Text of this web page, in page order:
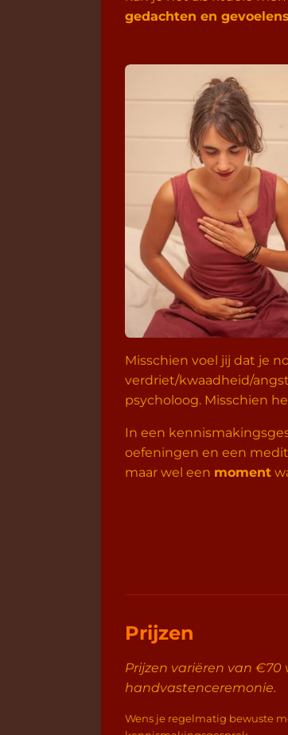
gedachten en
Misschien voel jij dat je
verdriet/kwaadheid/
psycholoog. Misschien
In een
oefeningen en een
maar wel een moment
Prijzen
Prijzen variëren van
handvastenceremonie.
Wens je regelmatig bewuste